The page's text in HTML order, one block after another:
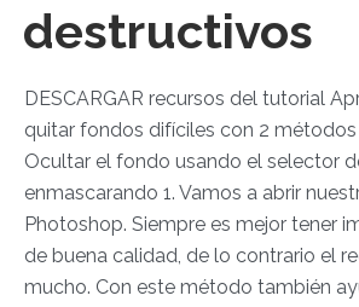
destructivos
DESCARGAR recursos del tutorial
quitar fondos difíciles con 2 métodos
Ocultar el fondo usando el selector
enmascarando 1. Vamos a abrir
Photoshop. Siempre es mejor tener
de buena calidad, de lo contrario el
mucho. Con este método también